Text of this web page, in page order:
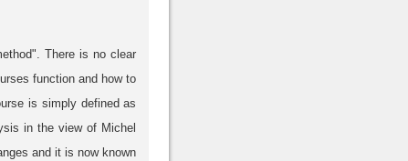
There is no clear
function and how to
is simply defined as
in the view of Michel
and it is now known